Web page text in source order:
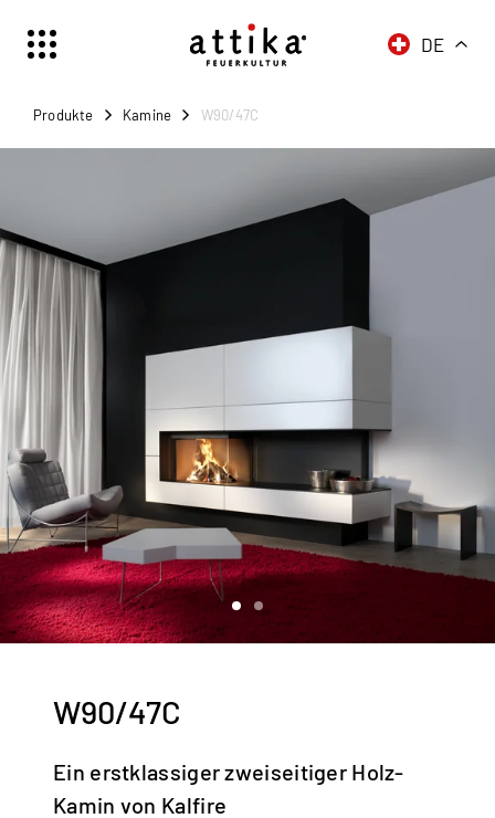
Schweiz | Deutsch
DE
Produkte Kamine W90/47C
W90/47C
Ein erstklassiger zweiseitiger Holz-
Kamin von Kalfire